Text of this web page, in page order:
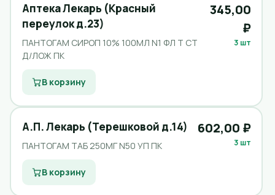
Аптека Лекарь (Красный
переулок д.23)
ПАНТОГАМ СИРОП 10% 100МЛ N1 ФЛ Т СТ
Д/ЛОЖ ПК
345,00
₽
3 шт
В корзину
А.П. Лекарь (Терешковой д.14)
ПАНТОГАМ ТАБ 250МГ N50 УП ПК
602,00 ₽
3 шт
В корзину